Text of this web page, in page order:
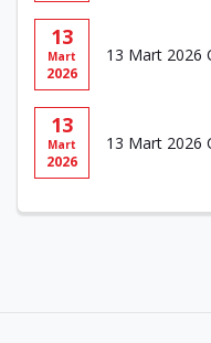
13
Mart
2026
13 Mart 2026
13
Mart
2026
13 Mart 2026